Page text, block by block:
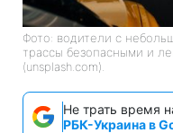
Фото: водители с
трассы безопасными и
(unsplash.com).
Не трать время
РБК-Украина в